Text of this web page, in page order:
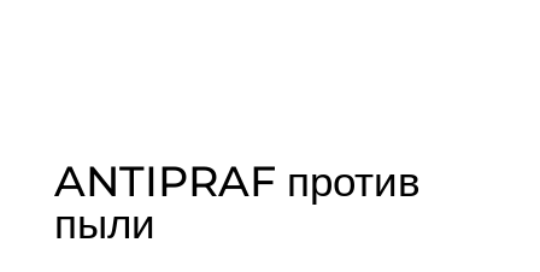
ANTIPRAF против
пыли